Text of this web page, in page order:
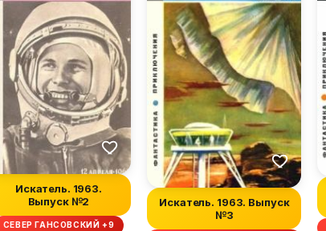
Искатель. 1963.
Выпуск №2
СЕВЕР ГАНСОВСКИЙ +9
Искатель. 1963. Выпуск
№3